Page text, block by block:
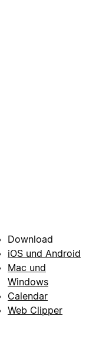
Download
iOS und Android
Mac und
Windows
Calendar
Web Clipper